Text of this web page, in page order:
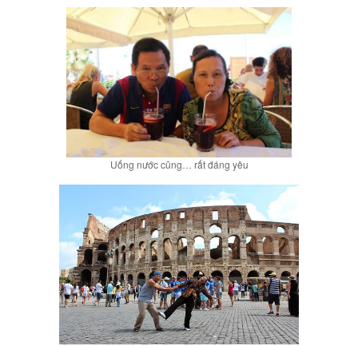
Uống nước cũng… rất đáng yêu